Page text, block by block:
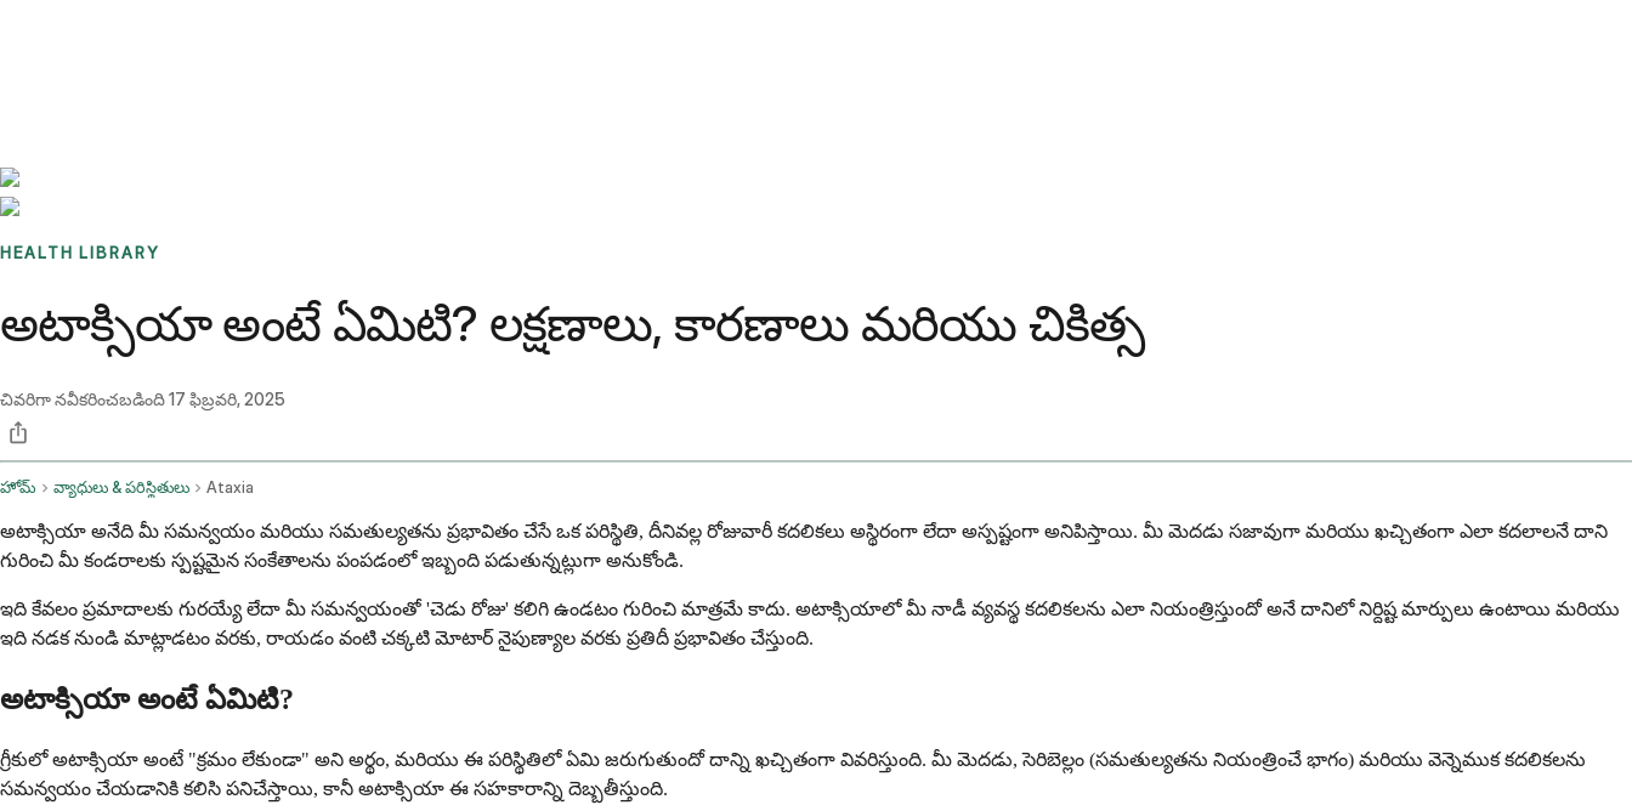
HEALTH LIBRARY
అటాక్సియా అంటే ఏమిటి? లక్షణాలు, కారణాలు మరియు చికిత్స
చివరిగా నవీకరించబడింది17 ఫిబ్రవరి, 2025
హోమ్ వ్యాధులు & పరిస్థితులు Ataxia
అటాక్సియా అనేది మీ సమన్వయం మరియు సమతుల్యతను ప్రభావితం చేసే ఒక పరిస్థితి, దీనివల్ల రోజువారీ కదలికలు అస్థిరంగా లేదా అస్పష్టంగా అనిపిస్తాయి. మీ మెదడు సజావుగా మరియు ఖచ్చితంగా ఎలా కదలాలనే దాని
గురించి మీ కండరాలకు స్పష్టమైన సంకేతాలను పంపడంలో ఇబ్బంది పడుతున్నట్లుగా అనుకోండి.
ఇది కేవలం ప్రమాదాలకు గురయ్యే లేదా మీ సమన్వయంతో 'చెడు రోజు' కలిగి ఉండటం గురించి మాత్రమే కాదు. అటాక్సియాలో మీ నాడీ వ్యవస్థ కదలికలను ఎలా నియంత్రిస్తుందో అనే దానిలో నిర్దిష్ట మార్పులు ఉంటాయి మరియు
ఇది నడక నుండి మాట్లాడటం వరకు, రాయడం వంటి చక్కటి మోటార్ నైపుణ్యాల వరకు ప్రతిదీ ప్రభావితం చేస్తుంది.
అటాక్సియా అంటే ఏమిటి?
గ్రీకులో అటాక్సియా అంటే "క్రమం లేకుండా" అని అర్థం, మరియు ఈ పరిస్థితిలో ఏమి జరుగుతుందో దాన్ని ఖచ్చితంగా వివరిస్తుంది. మీ మెదడు, సెరిబెల్లం (సమతుల్యతను నియంత్రించే భాగం) మరియు వెన్నెముక కదలికలను
సమన్వయం చేయడానికి కలిసి పనిచేస్తాయి, కానీ అటాక్సియా ఈ సహకారాన్ని దెబ్బతీస్తుంది.